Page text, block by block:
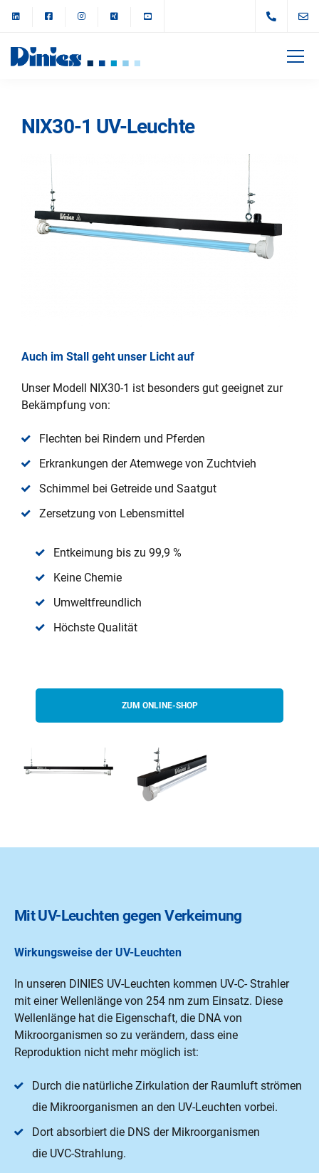
NIX30-1 UV-Leuchte
Auch im Stall geht unser Licht auf
Unser Modell NIX30-1 ist besonders gut geeignet zur
Bekämpfung von:
Flechten bei Rindern und Pferden
Erkrankungen der Atemwege von Zuchtvieh
Schimmel bei Getreide und Saatgut
Zersetzung von Lebensmittel
Entkeimung bis zu 99,9 %
Keine Chemie
Umweltfreundlich
Höchste Qualität
ZUM ONLINE-SHOP
Mit UV-Leuchten gegen Verkeimung
Wirkungsweise der UV-Leuchten
In unseren DINIES UV-Leuchten kommen UV-C- Strahler
mit einer Wellenlänge von 254 nm zum Einsatz. Diese
Wellenlänge hat die Eigenschaft, die DNA von
Mikroorganismen so zu verändern, dass eine
Reproduktion nicht mehr möglich ist:
Durch die natürliche Zirkulation der Raumluft strömen
die Mikroorganismen an den UV-Leuchten vorbei.
Dort absorbiert die DNS der Mikroorganismen
die UVC-Strahlung.